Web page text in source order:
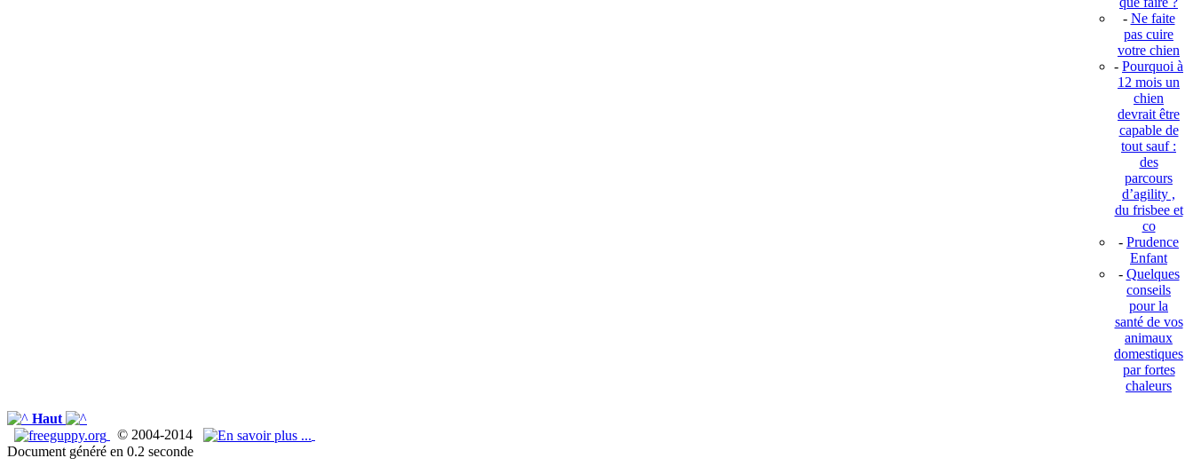
- Ne faite
pas cuire
votre chien
- Pourquoi à
12 mois un
chien
devrait être
capable de
tout sauf :
des
parcours
d’agility ,
du frisbee et
co
- Prudence
Enfant
- Quelques
conseils
pour la
santé de vos
animaux
domestiques
par fortes
chaleurs
Haut
© 2004-2014
Document généré en 0.2 seconde